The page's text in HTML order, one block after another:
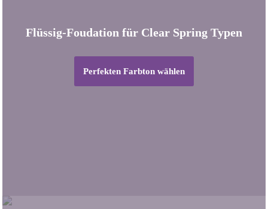
Flüssig-Foudation für Clear Spring Typen
Perfekten Farbton wählen